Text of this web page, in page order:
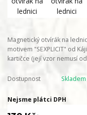
Magnetický otvírák na
motivem "SEXPLICIT" od
kartičce (její vzor nemusí
Dostupnost Skladem
Nejsme plátci DPH